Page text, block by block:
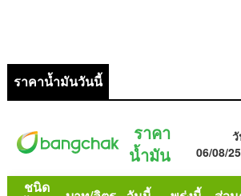
ราคาน้ำมันวันนี้